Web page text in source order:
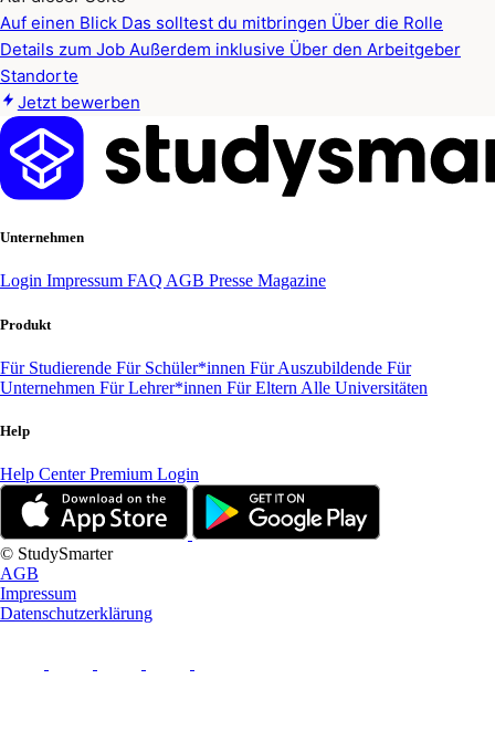
Auf einen Blick Das solltest du mitbringen Über die Rolle
Details zum Job Außerdem inklusive Über den Arbeitgeber
Standorte
Jetzt bewerben
Unternehmen
Login Impressum FAQ AGB Presse Magazine
Produkt
Für Studierende Für Schüler*innen Für Auszubildende Für
Unternehmen Für Lehrer*innen Für Eltern Alle Universitäten
Help
Help CenterPremium Login
© StudySmarter
AGB
Impressum
Datenschutzerklärung